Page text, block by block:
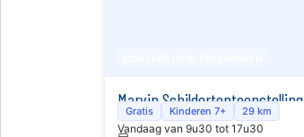
Marvin Schildertentoonstelling
Gratis Kinderen 7+ 29 km
Vandaag van 9u30 tot 17u30